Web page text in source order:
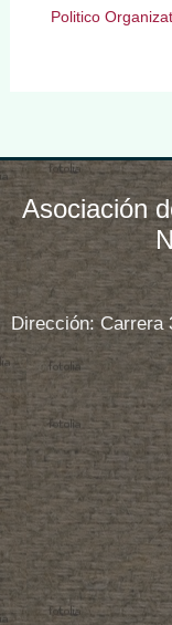
Politico
Asociación
Dirección: Carrera